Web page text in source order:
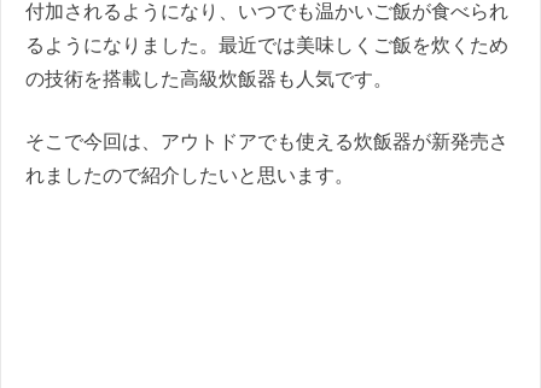
付加されるようになり、いつでも温かいご飯が食べられ
るようになりました。最近では美味しくご飯を炊くため
の技術を搭載した高級炊飯器も人気です。
そこで今回は、アウトドアでも使える炊飯器が新発売さ
れましたので紹介したいと思います。